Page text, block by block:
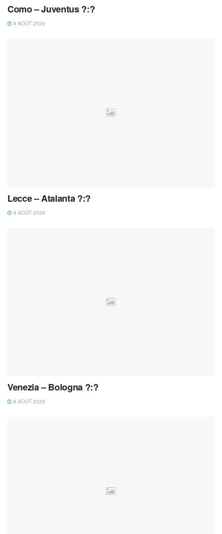
Como – Juventus ?:?
8 AOÛT 2026
Lecce – Atalanta ?:?
8 AOÛT 2026
Venezia – Bologna ?:?
8 AOÛT 2026